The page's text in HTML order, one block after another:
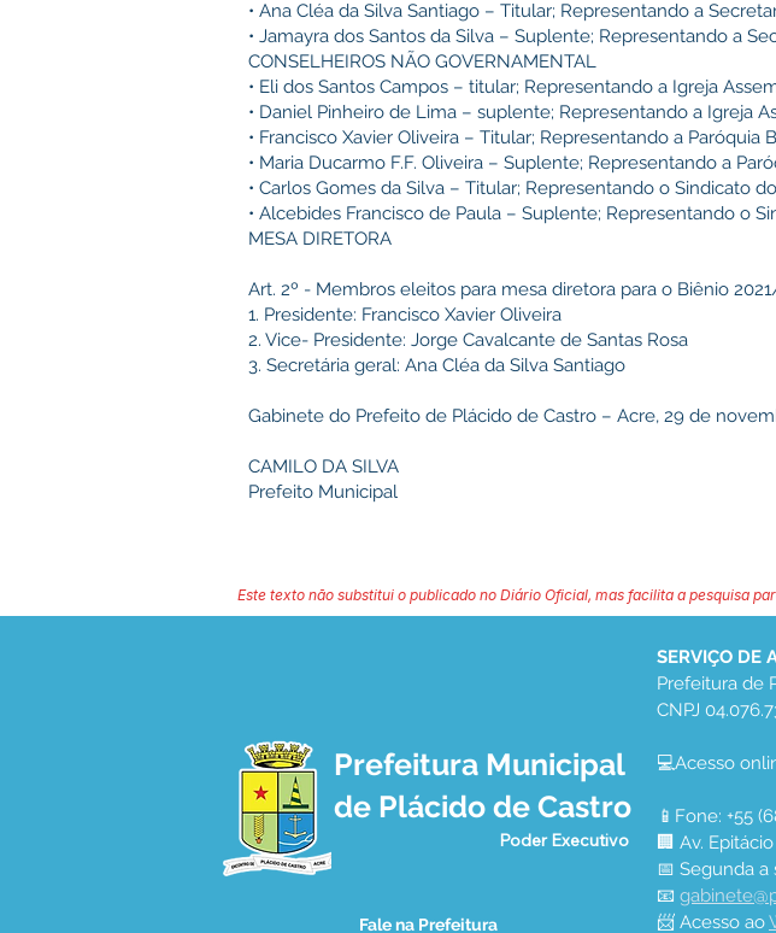
• Ana Cléa da Silva Santiago – Titular; Representando a
• Jamayra dos Santos da Silva – Suplente; Representando a
CONSELHEIROS NÃO GOVERNAMENTAL
• Eli dos Santos Campos – titular; Representando a Igreja
• Daniel Pinheiro de Lima – suplente; Representando a Igreja
• Francisco Xavier Oliveira – Titular; Representando a Paróquia
• Maria Ducarmo F.F. Oliveira – Suplente; Representando a
• Carlos Gomes da Silva – Titular; Representando o Sindicato
• Alcebides Francisco de Paula – Suplente; Representando o
MESA DIRETORA
Art. 2º - Membros eleitos para mesa diretora para o Biênio
1. Presidente: Francisco Xavier Oliveira
2. Vice- Presidente: Jorge Cavalcante de Santas Rosa
3. Secretária geral: Ana Cléa da Silva Santiago
Gabinete do Prefeito de Plácido de Castro – Acre, 29 de
CAMILO DA SILVA
Prefeito Municipal
Este texto não substitui o publicado no Diário Oficial, mas facilita a pesquisa
Prefeitura Municipal
de Plácido de Castro
Poder Executivo
Fale na Prefeitura
SERVIÇO DE
Prefeitura de
CNPJ
💻Acesso
📱Fone: +55
🏢 Av.
📅 Segunda a
📧
📨 Acesso ao